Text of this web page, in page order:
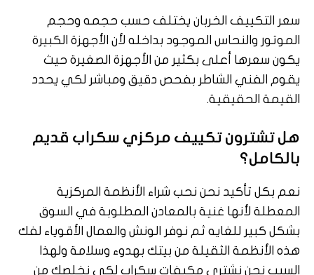
سعر التكييف الخربان يختلف حسب حجمه وحجم
الموتور والنحاس الموجود بداخله لأن الأجهزة الكبيرة
يكون سعرها أعلى بكثير من الأجهزة الصغيرة حيث
يقوم الفني الشاطر بفحص دقيق ومباشر لكي يحدد
القيمة الحقيقية.
هل تشترون تكييف مركزي سكراب قديم
بالكامل؟
نعم بكل تأكيد نحن نحب شراء الأنظمة المركزية
المعطلة لأنها غنية بالمعادن المطلوبة في السوق
بشكل كبير للغايه ثم نوفر الونش والعمال الأقوياء لفك
هذه الأنظمة الثقيلة من بيتك بهدوء وسلامة ولهذا
السبب نحن نشتري مكيفات سكراب لكي نخلصك من